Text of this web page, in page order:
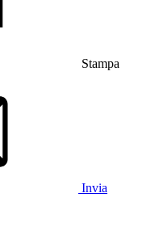
Stampa
Invia